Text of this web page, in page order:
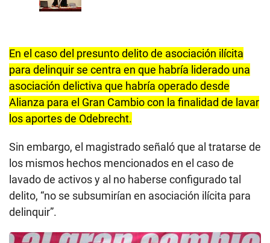
En el caso del presunto delito de asociación ilícita
para delinquir se centra en que habría liderado una
asociación delictiva que habría operado desde
Alianza para el Gran Cambio con la finalidad de lavar
los aportes de Odebrecht.
Sin embargo, el magistrado señaló que al tratarse de
los mismos hechos mencionados en el caso de
lavado de activos y al no haberse configurado tal
delito, “no se subsumirían en asociación ilícita para
delinquir”.